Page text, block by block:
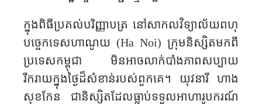
ក្នុងពិធីប្រគល់បរិញ្ញាបត្រ នៅសាកលវិទ្យាល័យពហុ
បច្ចេកទេសហាណូយ (Ha Noi) ក្រុមនិស្សិត​មកពី
ប្រទេសកម្ពុជា មិនអាចលាក់បាំងភាពសប្បាយ
រីករាយក្នុងថ្ងៃដ៏សំខាន់របស់ពួកគេ។ យុវនារី ហាង
សុខកែន ជានិស្សិតដែលធ្លាប់ទទួលអាហារូបករណ៍​